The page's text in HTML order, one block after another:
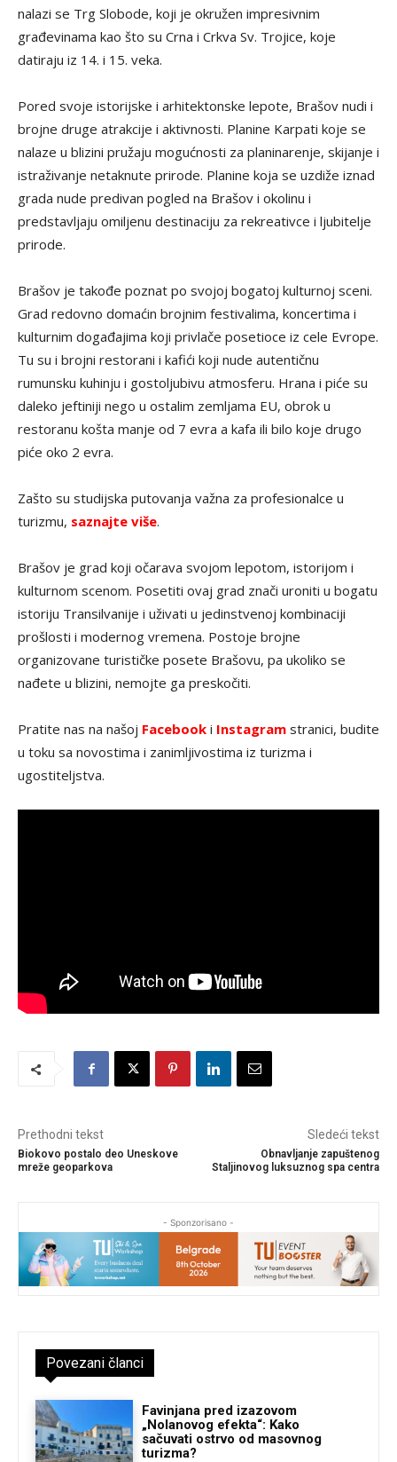
nalazi se Trg Slobode, koji je okružen impresivnim
građevinama kao što su Crna i Crkva Sv. Trojice, koje
datiraju iz 14. i 15. veka.
Pored svoje istorijske i arhitektonske lepote, Brašov nudi i
brojne druge atrakcije i aktivnosti. Planine Karpati koje se
nalaze u blizini pružaju mogućnosti za planinarenje, skijanje i
istraživanje netaknute prirode. Planine koja se uzdiže iznad
grada nude predivan pogled na Brašov i okolinu i
predstavljaju omiljenu destinaciju za rekreativce i ljubitelje
prirode.
Brašov je takođe poznat po svojoj bogatoj kulturnoj sceni.
Grad redovno domaćin brojnim festivalima, koncertima i
kulturnim događajima koji privlače posetioce iz cele Evrope.
Tu su i brojni restorani i kafići koji nude autentičnu
rumunsku kuhinju i gostoljubivu atmosferu. Hrana i piće su
daleko jeftiniji nego u ostalim zemljama EU, obrok u
restoranu košta manje od 7 evra a kafa ili bilo koje drugo
piće oko 2 evra.
Zašto su studijska putovanja važna za profesionalce u
turizmu, saznajte više.
Brašov je grad koji očarava svojom lepotom, istorijom i
kulturnom scenom. Posetiti ovaj grad znači uroniti u bogatu
istoriju Transilvanije i uživati u jedinstvenoj kombinaciji
prošlosti i modernog vremena. Postoje brojne
organizovane turističke posete Brašovu, pa ukoliko se
nađete u blizini, nemojte ga preskočiti.
Pratite nas na našoj Facebook i Instagram stranici, budite
u toku sa novostima i zanimljivostima iz turizma i
ugostiteljstva.
Prethodni tekst
Biokovo postalo deo Uneskove
mreže geoparkova
Sledeći tekst
Obnavljanje zapuštenog
Staljinovog luksuznog spa centra
- Sponzorisano -
Povezani članci
Favinjana pred izazovom
„Nolanovog efekta“: Kako
sačuvati ostrvo od masovnog
turizma?